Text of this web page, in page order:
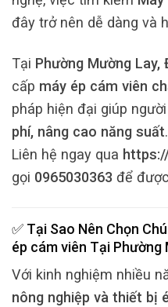
đây trở nên dễ dàng và
Tại Phường Mường Lay,
cấp máy ép cám viên
pháp hiện đại giúp
phí, nâng cao năng suất.
Liên hệ ngay qua
gọi 0965030363 để
✅ Tại Sao Nên Chọn
ép cám viên Tại Phường
Với kinh nghiệm nhiều
nông nghiệp và thiết bị